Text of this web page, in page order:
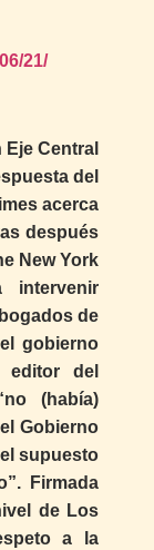
21/
Central
del
acerca
después
New York
intervenir
de
gobierno
del
(había)
Gobierno
supuesto
Firmada
de Los
a la